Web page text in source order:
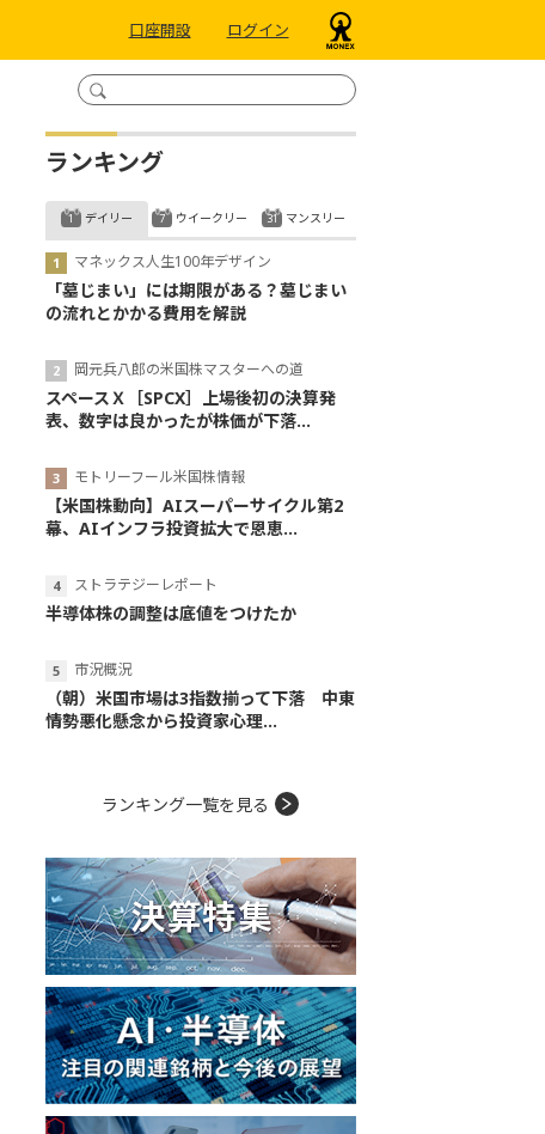
口座開設 ログイン
ランキング
デイリー
マネックス人生100年デザイン
「墓じまい」には期限がある？墓じまい
の流れとかかる費用を解説
岡元兵八郎の米国株マスターへの道
スペースＸ［SPCX］上場後初の決算発
表、数字は良かったが株価が下落...
モトリーフール米国株情報
【米国株動向】AIスーパーサイクル第2
幕、AIインフラ投資拡大で恩恵...
ストラテジーレポート
半導体株の調整は底値をつけたか
市況概況
（朝）米国市場は3指数揃って下落 中東
情勢悪化懸念から投資家心理...
ウイークリー マンスリー
ランキング一覧を見る